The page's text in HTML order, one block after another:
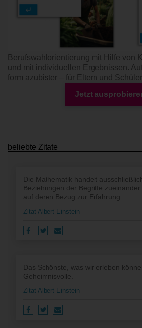
Berufswahl­orientierung mit Hilfe von
und mit indi­viduel­len Ergeb­nissen.
form azubister – für Eltern und
Jetzt
beliebte Zitate
Die Mathematik handelt
Beziehungen der Begriffe zueinander
auf deren Bezug zur Erfahrung.
Zitat Albert Einstein
Das Schönste, was wir erleben
Geheimnisvolle.
Zitat Albert Einstein